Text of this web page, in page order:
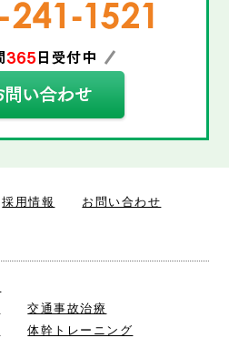
採用情報 お問い合わせ
交通事故治療
体幹トレーニング